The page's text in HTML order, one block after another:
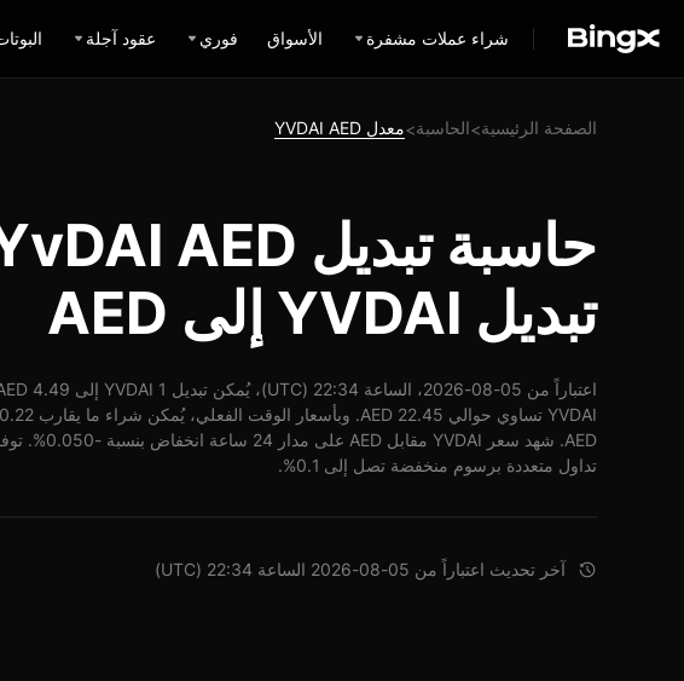
شراء عملات مشفرة الأسواق فوري عقود آجلة
الصفحة الرئيسية>الحاسبة>معدل YVDAI AED
تبديل YVDAI إلى AED
تداول متعددة برسوم منخفضة تصل إلى 0.1%.
آخر تحديث اعتباراً من 05-08-2026 الساعة 22:34 (UTC)